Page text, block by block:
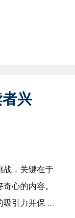
兴
战，关键在于
心的内容。
吸引力并保 …